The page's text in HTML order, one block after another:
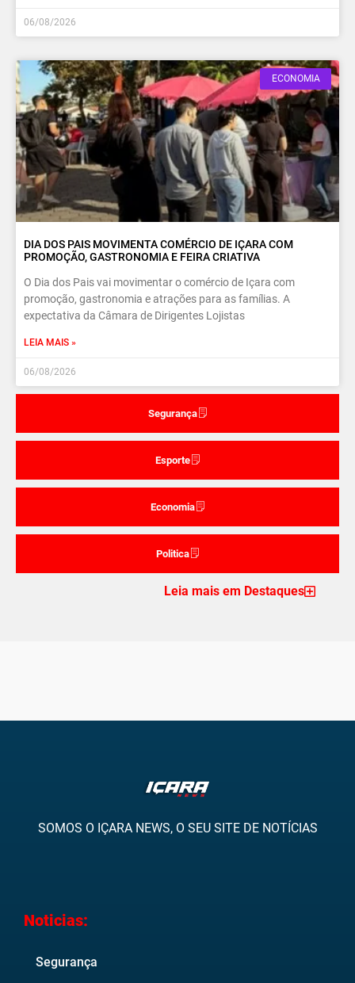
Segurança
Esporte
Economia
Politica
06/08/2026
ECONOMIA
DIA DOS PAIS MOVIMENTA COMÉRCIO DE IÇARA COM
PROMOÇÃO, GASTRONOMIA E FEIRA CRIATIVA
O Dia dos Pais vai movimentar o comércio de Içara com
promoção, gastronomia e atrações para as famílias. A
expectativa da Câmara de Dirigentes Lojistas
LEIA MAIS »
06/08/2026
Leia mais em Destaques
SOMOS O IÇARA NEWS, O SEU SITE DE NOTÍCIAS
Noticias:
Segurança